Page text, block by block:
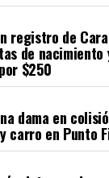
registro de
de nacimiento
$250
dama en
carro en Punto